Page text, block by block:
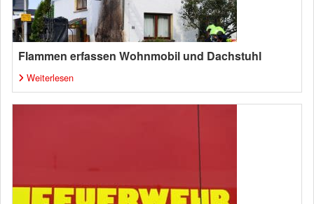
Flammen erfassen Wohnmobil und Dachstuhl
Weiterlesen